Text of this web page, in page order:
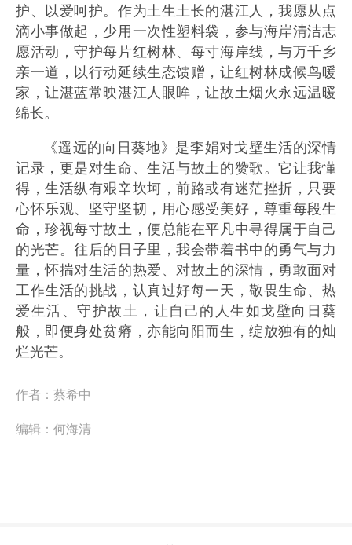
护、以爱呵护。作为土生土长的湛江人，我愿从点
滴小事做起，少用一次性塑料袋，参与海岸清洁志
愿活动，守护每片红树林、每寸海岸线，与万千乡
亲一道，以行动延续生态馈赠，让红树林成候鸟暖
家，让湛蓝常映湛江人眼眸，让故土烟火永远温暖
绵长。
《遥远的向日葵地》是李娟对戈壁生活的深情
记录，更是对生命、生活与故土的赞歌。它让我懂
得，生活纵有艰辛坎坷，前路或有迷茫挫折，只要
心怀乐观、坚守坚韧，用心感受美好，尊重每段生
命，珍视每寸故土，便总能在平凡中寻得属于自己
的光芒。往后的日子里，我会带着书中的勇气与力
量，怀揣对生活的热爱、对故土的深情，勇敢面对
工作生活的挑战，认真过好每一天，敬畏生命、热
爱生活、守护故土，让自己的人生如戈壁向日葵
般，即便身处贫瘠，亦能向阳而生，绽放独有的灿
烂光芒。
作者： ​蔡希中
编辑： 何海清